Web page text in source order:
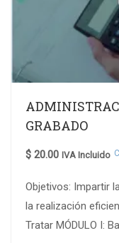
GRABADO
$ 20.00 IVA Incluido
Objetivos: Impartir
la realización
Tratar MÓDULO I: